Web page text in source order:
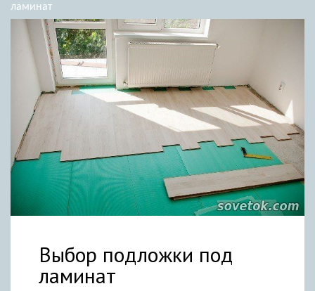
ламинат
Выбор подложки под
ламинат